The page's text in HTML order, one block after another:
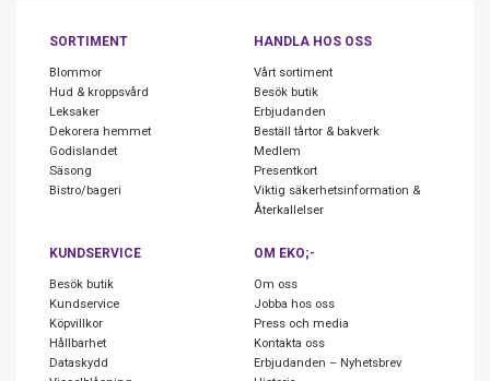
SORTIMENT
Blommor
Hud & kroppsvård
Leksaker
Dekorera hemmet
Godislandet
Säsong
Bistro/bageri
HANDLA HOS OSS
Vårt sortiment
Besök butik
Erbjudanden
Beställ tårtor & bakverk
Medlem
Presentkort
Viktig säkerhetsinformation &
Återkallelser
KUNDSERVICE
Besök butik
Kundservice
Köpvillkor
Hållbarhet
Dataskydd
OM EKO;-
Om oss
Jobba hos oss
Press och media
Kontakta oss
Erbjudanden – Nyhetsbrev